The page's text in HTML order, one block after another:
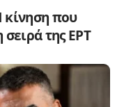
κίνηση που
της ΕΡΤ